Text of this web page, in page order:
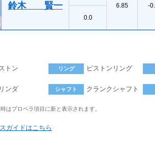
鈴木 賢一
6.85
-
0.0
トン リング ピストンリング
ンダ シャフト クランクシャフト
はプロペラ項目に新と表示されます。
ガイドはこちら